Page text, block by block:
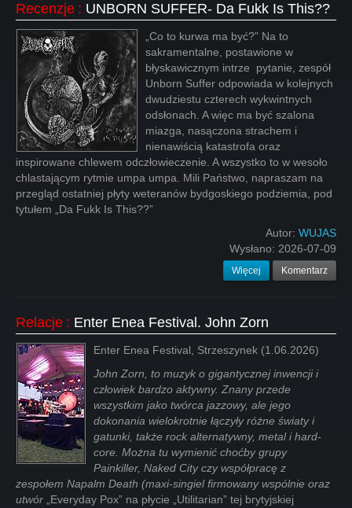
Recenzje : UNBORN SUFFER- Da Fukk Is This??
„Co to kurwa ma być?” Na to
sakramentalne, postawione w
błyskawicznym intrze
pytanie, zespół
Unborn Suffer odpowiada w kolejnych
dwudziestu czterech wykwintnych
odsłonach. A więc ma być szalona
miazga, nasączona strachem i
nienawiścią katastrofa oraz
inspirowane chlewem odczłowieczenie. A wszystko to w wesoło
chlastającym rytmie umpa umpa. Mili Państwo, napraszam na
przegląd ostatniej płyty weteranów bydgoskiego podziemia, pod
tytułem „Da Fukk Is This??”
Autor: WUJAS
Wysłano: 2026-07-09
Więcej Komentarz
Relacje : Enter Enea Festival. John Zorn
Enter Enea Festival, Strzeszynek (1.06.2026)
John Zorn, to muzyk o gigantycznej inwencji i
człowiek bardzo aktywny. Znany przede
wszystkim jako twórca jazzowy, ale jego
dokonania wielokrotnie łączyły różne światy i
gatunki, także rock alternatywny, metal i hard-
core. Można tu wymienić choćby grupy
Painkiller, Naked City czy współpracę z
zespołem Napalm Death (maxi-singiel firmowany wspólnie oraz
utwór
„Everyday Pox” na płycie „Utilitarian” tej brytyjskiej